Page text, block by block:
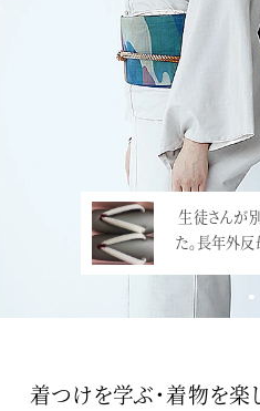
着つけを学ぶ・着物を楽
生徒さんが
た。長年外
豪華な
も高い